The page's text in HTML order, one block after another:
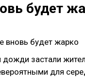
будет
застали
для